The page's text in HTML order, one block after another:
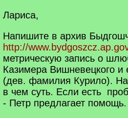
Лариса,
Напишите в архив
http://
метричеcкую запись о
Казимера Вишневецкого и
(дев. фамилия Курило).
в чем суть. Если есть
- Петр предлагает помощь.